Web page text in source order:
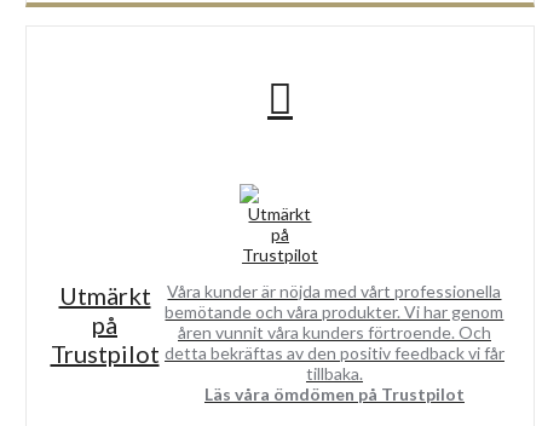
Utmärkt
på
Trustpilot
Våra kunder är nöjda med vårt professionella
bemötande och våra produkter. Vi har genom
åren vunnit våra kunders förtroende. Och
detta bekräftas av den positiv feedback vi får
tillbaka.
Läs våra ömdömen på Trustpilot